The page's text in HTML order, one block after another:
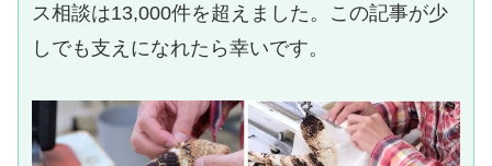
ス相談は13,000件を超えました。この記事が少
しでも支えになれたら幸いです。